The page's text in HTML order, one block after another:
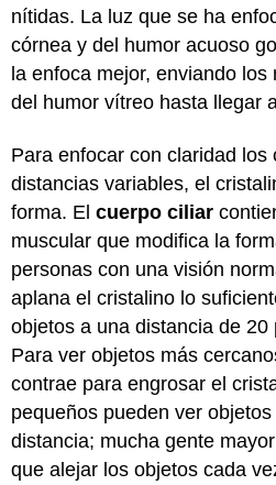
nítidas. La luz que se ha
córnea y del humor acuoso
la enfoca mejor, enviando
del humor vítreo hasta llegar
Para enfocar con claridad los
distancias variables, el
forma. El cuerpo ciliar
muscular que modifica la
personas con una visión
aplana el cristalino lo
objetos a una distancia de
Para ver objetos más
contrae para engrosar el
pequeños pueden ver
distancia; mucha gente
que alejar los objetos cada